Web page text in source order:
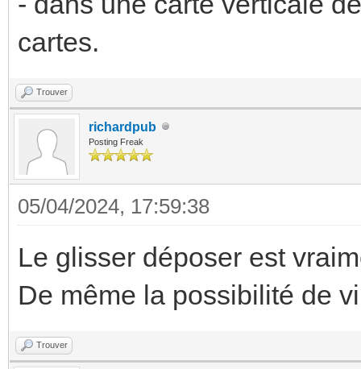
cartes.
Trouver
richardpub
Posting Freak
05/04/2024, 17:59:38
Le glisser déposer est
De même la possibilité de
Trouver